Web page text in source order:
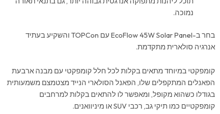
נמוכה.
בחר ב-EcoFlow 45W Solar Panel עם TOPCon והשקיע בעתיד
אנרגיה סולארית מתקדמת.
קומפקטי במיוחד מתאים בקלות לכל חלל קומפקטי עם מבנה ארבעת
הפאנלים המתקפלים שלו, הפאנל הסולארי הנייד מצטמצם משמעותית
בגודלו כשהוא מקופל, ומאפשר לו להתאים בקלות למרחבים
קומפקטיים כמו תיקי גב, רכבי SUV או מיניוואנים.